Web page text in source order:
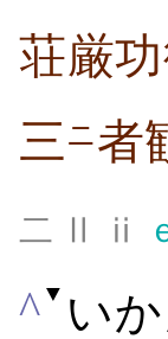
荘厳
三 ニ 者
二 Ⅱ ⅱ
^ ▼ い